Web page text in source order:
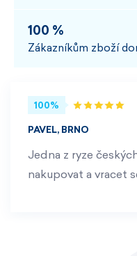
100 %
Zákazníkům zboží
100%
PAVEL, BRNO
Jedna z ryze
nakupovat a vracet